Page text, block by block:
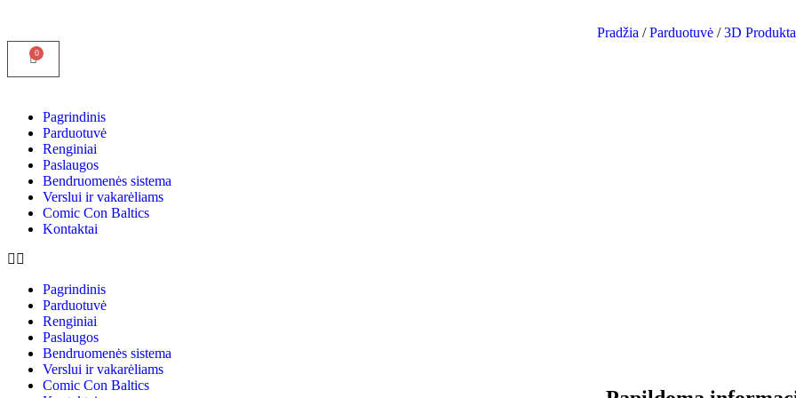
Pagrindinis
Parduotuvė
Renginiai
Paslaugos
Bendruomenės sistema
Verslui ir vakarėliams
Comic Con Baltics
Kontaktai
Pagrindinis
Parduotuvė
Renginiai
Paslaugos
Bendruomenės sistema
Verslui ir vakarėliams
Comic Con Baltics
Pradžia /Parduotuvė /3D